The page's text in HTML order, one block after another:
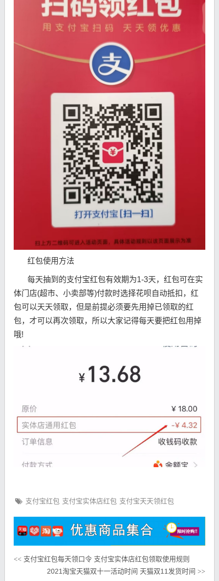
红包使用方法
每天抽到的支付宝红包有效期为1-3天，红包可在实
体门店(超市、小卖部等)付款时选择花呗自动抵扣，红
包可以天天领取，但是前提必须要先用掉已领取的红
包，才可以再次领取，所以大家记得每天要把红包用掉
哦!
支付宝红包 支付宝实体店红包 支付宝天天领红包
<<支付宝红包每天领口令 支付宝实体店红包领取使用规则
2021淘宝天猫双十一活动时间 天猫双11发货时间>>